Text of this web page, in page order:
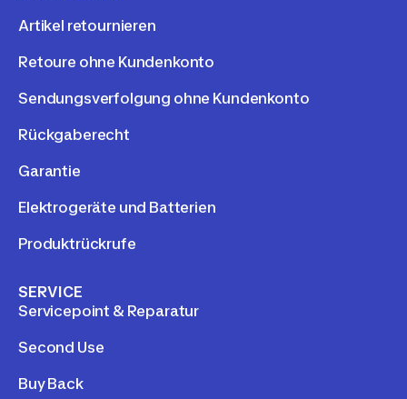
Artikel retournieren
Retoure ohne Kundenkonto
Sendungsverfolgung ohne Kundenkonto
Rückgaberecht
Garantie
Elektrogeräte und Batterien
Produktrückrufe
SERVICE
Servicepoint & Reparatur
Second Use
Buy Back